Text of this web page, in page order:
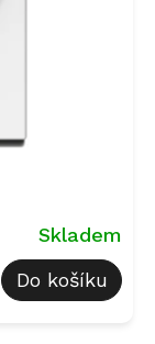
Skladem
Do košíku